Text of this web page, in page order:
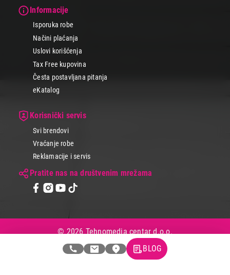
Informacije
Isporuka robe
Načini plaćanja
Uslovi korišćenja
Tax Free kupovina
Česta postavljana pitanja
eKatalog
Korisnički servis
Svi brendovi
Vraćanje robe
Reklamacije i servis
Pratite nas na društvenim mrežama
© 2026 Tehnomedia centar d.o.o.
BLOG